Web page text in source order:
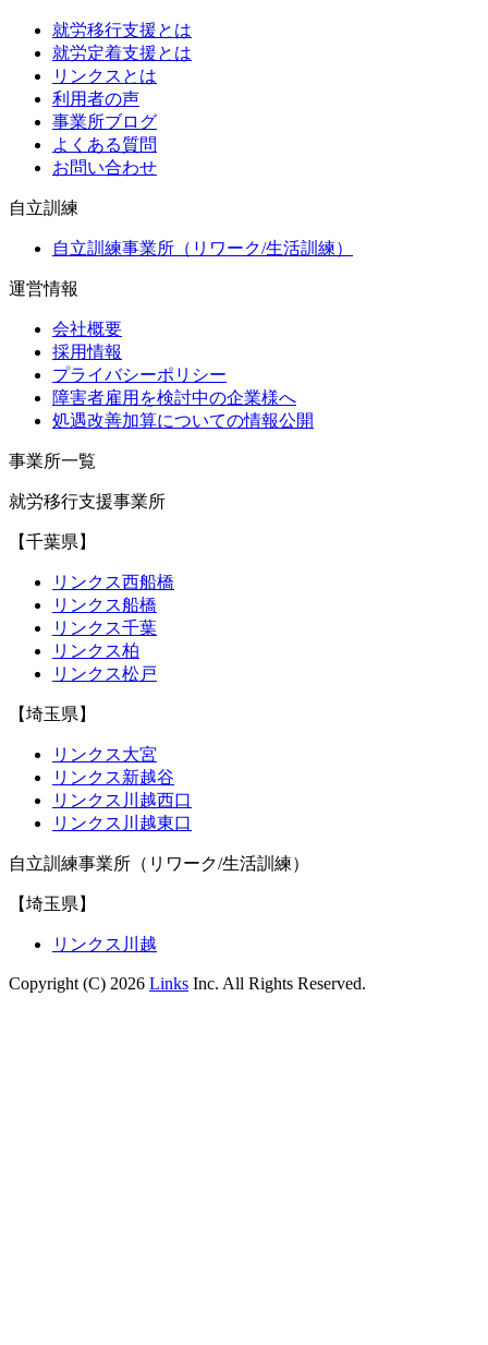
就労移行支援とは
就労定着支援とは
リンクスとは
利用者の声
事業所ブログ
よくある質問
お問い合わせ
自立訓練
自立訓練事業所（リワーク/生活訓練）
運営情報
会社概要
採用情報
プライバシーポリシー
障害者雇用を検討中の企業様へ
処遇改善加算についての情報公開
事業所一覧
就労移行支援事業所
【千葉県】
リンクス西船橋
リンクス船橋
リンクス千葉
リンクス柏
リンクス松戸
【埼玉県】
リンクス大宮
リンクス新越谷
リンクス川越西口
リンクス川越東口
自立訓練事業所（リワーク/生活訓練）
【埼玉県】
リンクス川越
Copyright (C) 2026 Links Inc. All Rights Reserved.